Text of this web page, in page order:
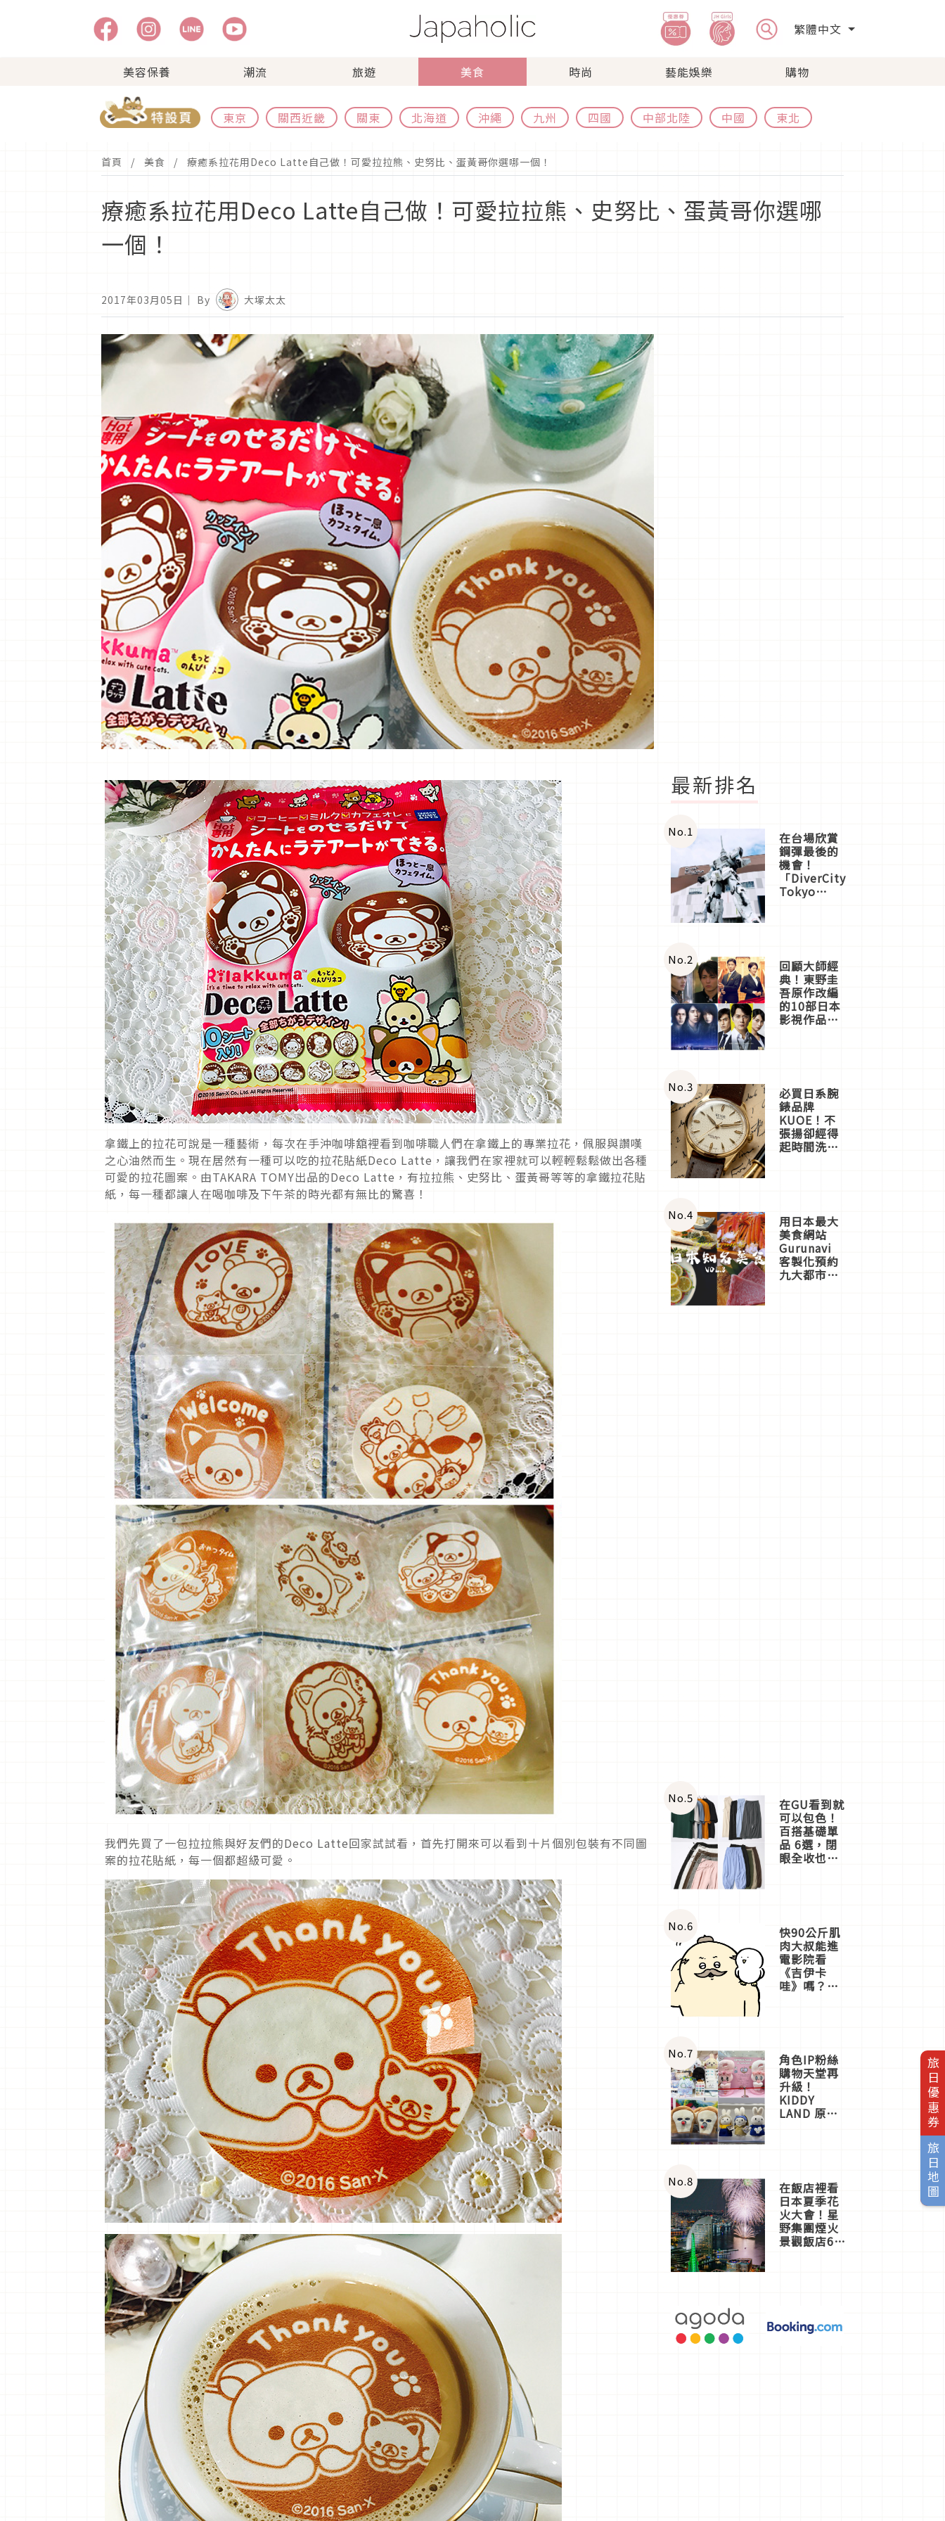
繁體中文
美容保養 潮流 旅遊 美食 時尚 藝能娛樂 購物
東京 關西近畿 關東 北海道 沖繩 九州 四國 中部北陸 中國 東北
旅日優惠券
旅日地圖
首頁 美食 療癒系拉花用Deco Latte自己做！可愛拉拉熊、史努比、蛋黃哥你選哪一個！
療癒系拉花用Deco Latte自己做！可愛拉拉熊、史努比、蛋黃哥你選哪
一個！
2017年03月05日 ｜ By 大塚太太
拿鐵上的拉花可說是一種藝術，每次在手沖咖啡舘裡看到咖啡職人們在拿鐵上的專業拉花，佩服與讚嘆
之心油然而生。現在居然有一種可以吃的拉花貼紙Deco Latte，讓我們在家裡就可以輕輕鬆鬆做出各種
可愛的拉花圖案。由TAKARA TOMY出品的Deco Latte，有拉拉熊、史努比、蛋黃哥等等的拿鐵拉花貼
紙，每一種都讓人在喝咖啡及下午茶的時光都有無比的驚喜！
我們先買了一包拉拉熊與好友們的Deco Latte回家試試看，首先打開來可以看到十片個別包裝有不同圖
案的拉花貼紙，每一個都超級可愛。
最新排名
No.1 在台場欣賞
鋼彈最後的
機會！
「DiverCity
Tokyo
體驗
No.2 回顧大師經
典！東野圭
吾原作改編
的10部日本
影視作品推
No.3 必買日系腕
錶品牌
KUOE！不
張揚卻經得
起時間洗鍊
No.4 用日本最大
美食網站
Gurunavi
客製化預約
九大都市餐
No.5 在GU看到就
可以包色！
百搭基礎單
品 6選，閉
眼全收也不
No.6 快90公斤肌
肉大叔能進
電影院看
《吉伊卡
哇》嗎？日
一同給出了
答案
No.7 角色IP粉絲
購物天堂再
升級！
KIDDY
LAND 原宿
店3分即達
No.8 在飯店裡看
日本夏季花
火大會！星
野集團煙火
景觀飯店6